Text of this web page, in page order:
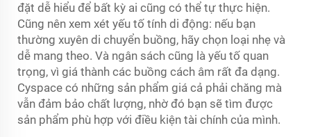
đặt dễ hiểu để bất kỳ ai cũng có thể tự thực hiện.
Cũng nên xem xét yếu tố tính di động: nếu bạn
thường xuyên di chuyển buồng, hãy chọn loại nhẹ và
dễ mang theo. Và ngân sách cũng là yếu tố quan
trọng, vì giá thành các buồng cách âm rất đa dạng.
Cyspace có những sản phẩm giá cả phải chăng mà
vẫn đảm bảo chất lượng, nhờ đó bạn sẽ tìm được
sản phẩm phù hợp với điều kiện tài chính của mình.